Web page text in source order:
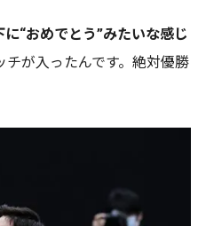
“おめでとう”みたいな感じ
チが入ったんです。絶対優勝